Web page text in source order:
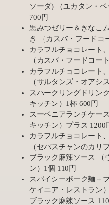
ソーダ) （ユカタン・
700円
黒みつゼリー＆きなこ
き （カスバ・フードコ
カラフルチョコレート
（カスバ・フードコー
カラフルチョコレート
（サルタンズ・オアシ
スパークリングドリン
キッチン）1杯 600円
スーベニアランチケー
キッチン）プラス 1200
カラフルチョコレート
（セバスチャンのカリ
ブラック麻辣ソース （
ン）1個 110円
スパイシーポーク麺＋
ケイニア・レストラン
ブラック麻辣ソース